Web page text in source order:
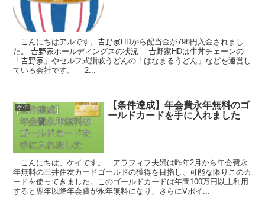
こんにちはアルです。𠮷野家HDから配当金が798円入金されまし
た。 𠮷野家ホールディングスの状況 𠮷野家HDは牛丼チェーンの
「𠮷野家」やセルフ式讃岐うどんの「はなまるうどん」などを運営し
ている会社です。 2...
ケイ
【条件達成】年会費永年無料のゴ
ールドカードを手に入れました
こんにちは、ケイです。 アラフィフ夫婦は昨年2月から年会費永
年無料の三井住友カードゴールドの獲得を目指し、可能な限りこのカ
ードを使ってきました。このゴールドカードは年間100万円以上利用
すると翌年以降年会費が永年無料になり、さらにVポイ...